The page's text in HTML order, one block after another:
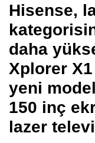
Hisense,
daha
Xplorer X1
yeni
150 inç
lazer